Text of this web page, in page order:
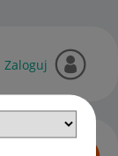
Zaloguj